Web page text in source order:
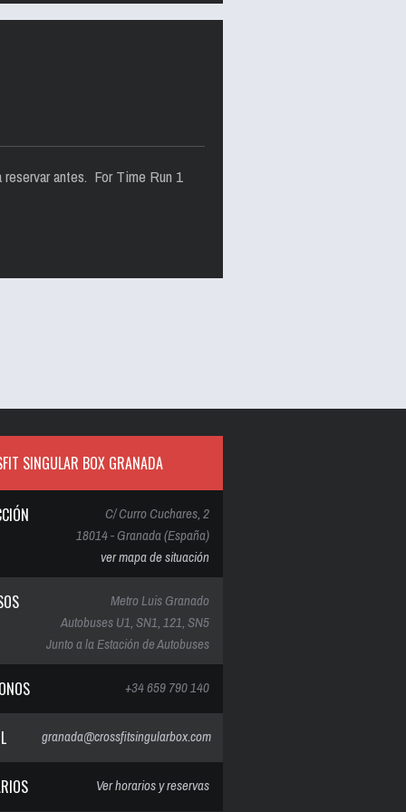
antes. For Time Run 1
SINGULAR BOX GRANADA
C/ Curro Cuchares, 2
18014 - Granada (España)
ver mapa de situación
Metro Luis Granado
Autobuses U1, SN1, 121, SN5
Junto a la Estación de Autobuses
+34 659 790 140
granada@crossfitsingularbox.com
Ver horarios y reservas